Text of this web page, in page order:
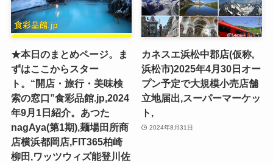
★本日のまとめページ。ま
ずはここからスター
ト。“開店・旅行・美味検
索の窓口”食彩品館.jp,2024
年9月1日紹介。あつた
nagAya(第1期),麺場田所商
店横浜都岡店,FIT365柏崎
柳田,ワッツウィズ能登川佐
カネスエ浜松中郡店(仮称,
浜松市)2025年4月30日オー
プン予定で大規模小売店舗
立地届出,スーパーマーケッ
ト,
2024年8月31日